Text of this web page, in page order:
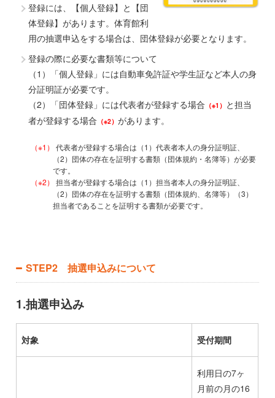
登録には、【個人登録】と【団
体登録】があります。体育館利
用の抽選申込をする場合は、団体登録が必要となります。
登録の際に必要な書類等について
（1）「個人登録」には自動車免許証や学生証など本人の身
分証明証が必要です。
（2）「団体登録」には代表者が登録する場合 （※1） と担当
者が登録する場合 （※2）があります。
（※1） 代表者が登録する場合は（1）代表者本人の身分証明証、
（2）団体の存在を証明する書類（団体規約・名簿等）が必要
です。
（※2） 担当者が登録する場合は（1）担当者本人の身分証明証、
（2）団体の存在を証明する書類（団体規約、名簿等）（3）
担当者であることを証明する書類が必要です。
STEP2 抽選申込みについて
1.抽選申込み
対象 受付期間
利用日の7ヶ
月前の月の16